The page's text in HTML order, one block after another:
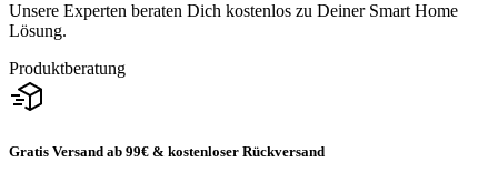
Unsere Experten beraten Dich kostenlos zu Deiner Smart Home
Lösung.
Produktberatung
Gratis Versand ab 99€ & kostenloser Rückversand